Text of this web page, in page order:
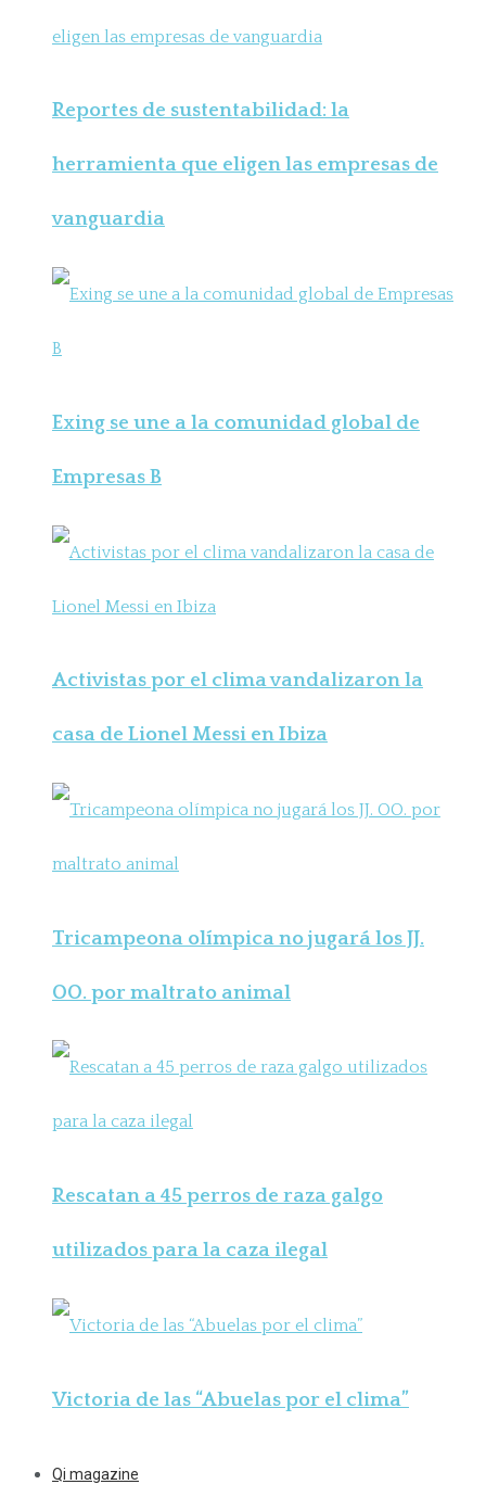
Reportes de sustentabilidad: la
herramienta que eligen las empresas de
vanguardia
Exing se une a la comunidad global de
Empresas B
Activistas por el clima vandalizaron la
casa de Lionel Messi en Ibiza
Tricampeona olímpica no jugará los JJ.
OO. por maltrato animal
Rescatan a 45 perros de raza galgo
utilizados para la caza ilegal
Victoria de las “Abuelas por el clima”
Qi magazine